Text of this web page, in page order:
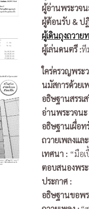
ผู้อ่านพระวจ
ผู้ต้อนรับ & ป
ผู้เดินถุงถวาย
ผู้เล่นดนตรี :ที
ใคร่ครวญพระ
นมัสการด้วยเ
อธิษฐานสรร
อ่านพระวจนะ
อธิษฐานเผื่อท
ถวายเพลงแล
เทศนา :“มือเ
ตอบสนองพร
ประกาศ :
อธิษฐานขอพ